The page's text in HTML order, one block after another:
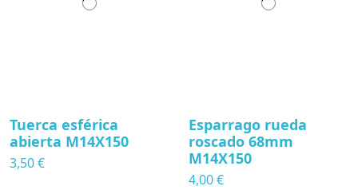
Tuerca esférica
abierta M14X150
3,50 €
Esparrago rueda
roscado 68mm
M14X150
4,00 €